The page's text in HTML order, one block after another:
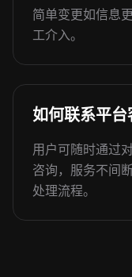
简单变更如信息
工介入。
如何联系平台
用户可随时通过
咨询，服务不间
处理流程。